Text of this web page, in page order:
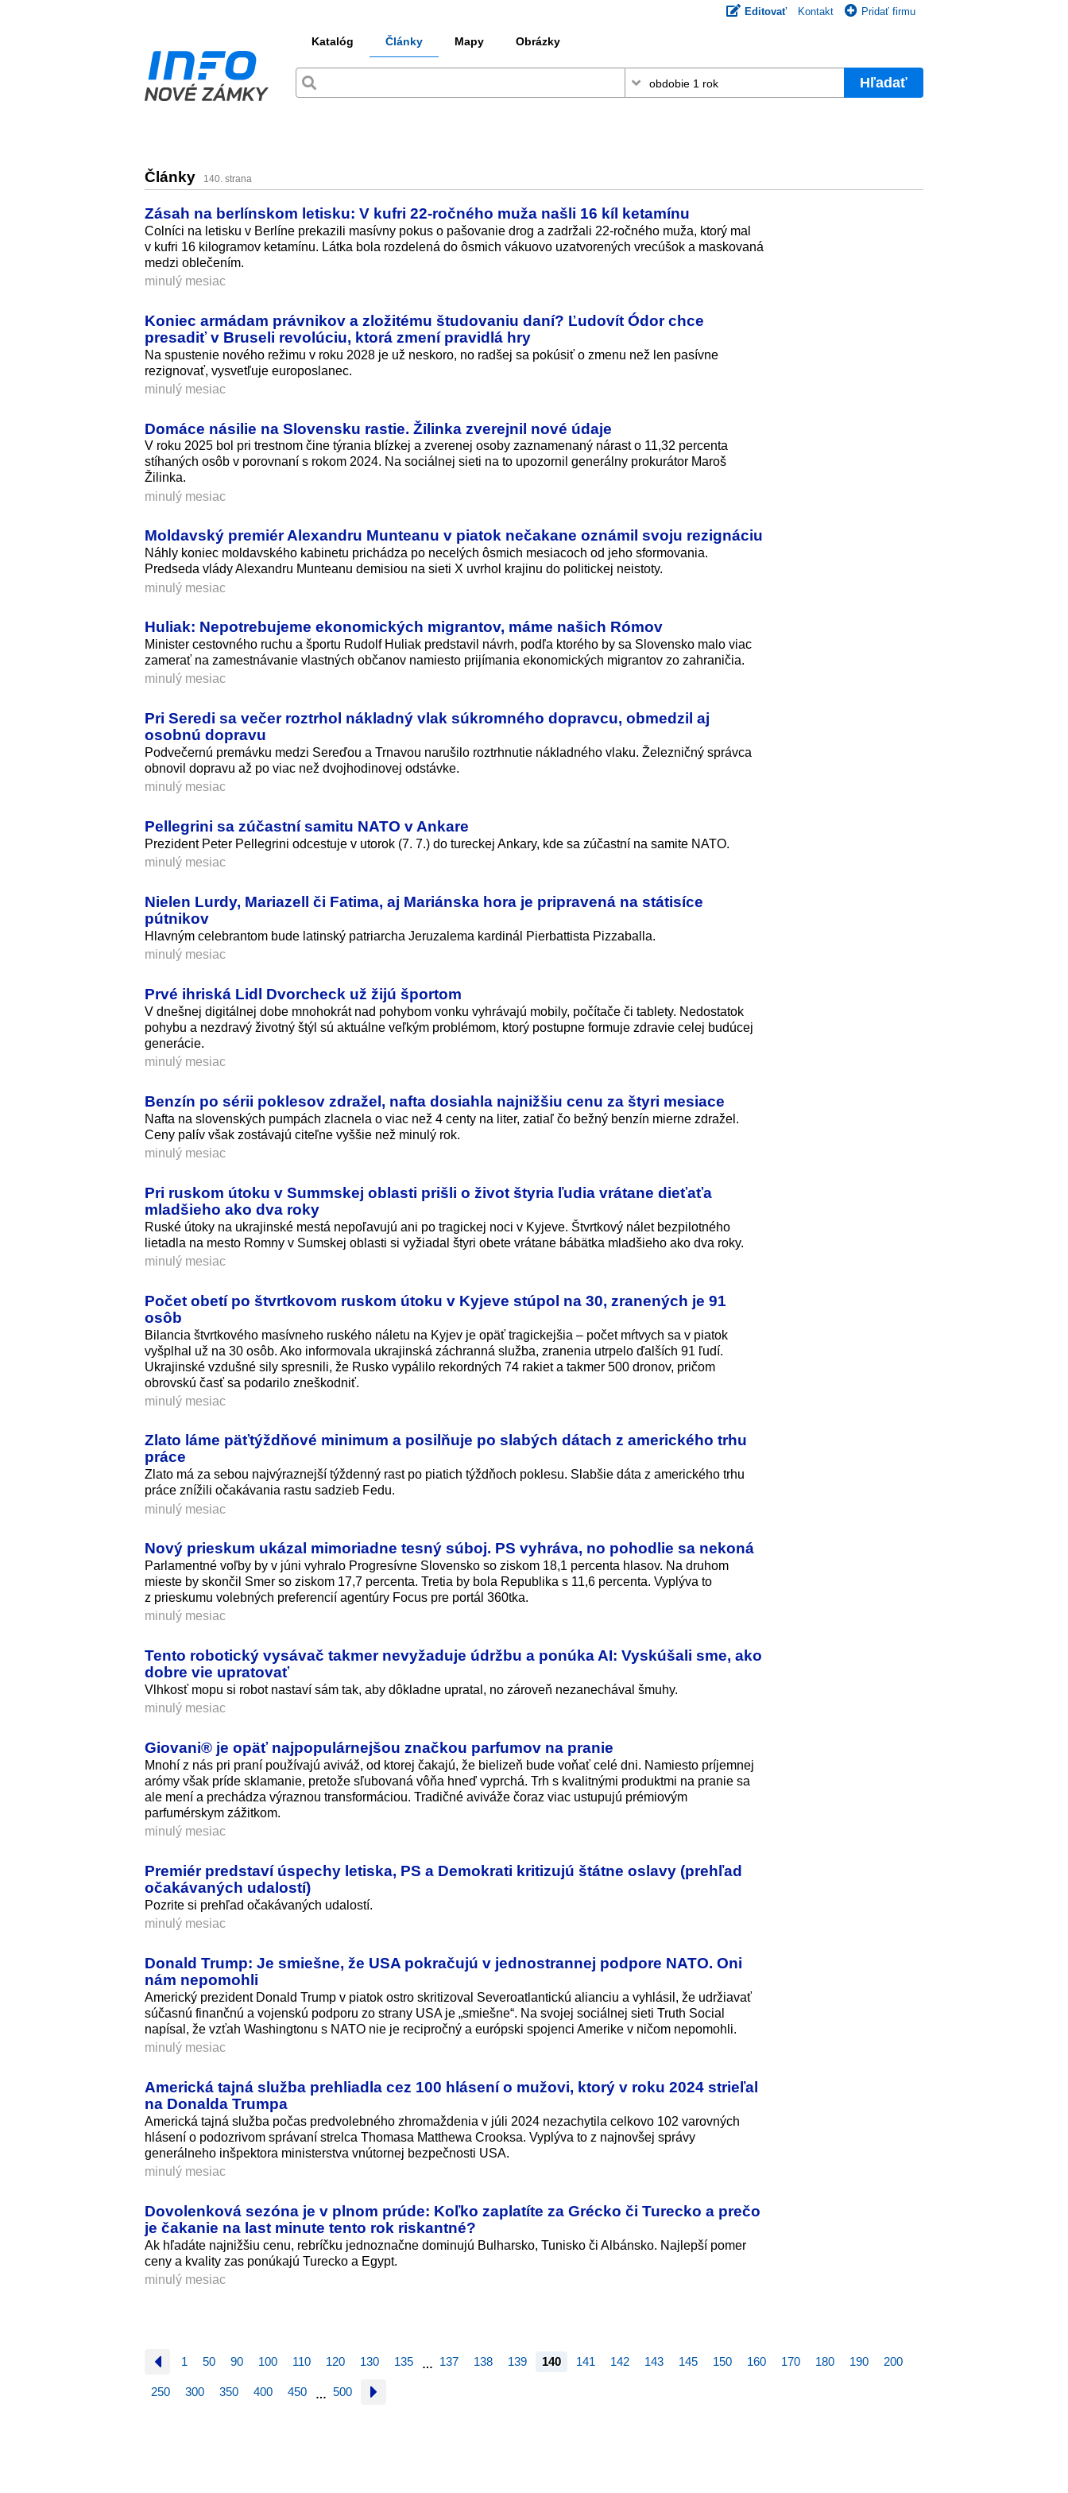
Editovať Kontakt Pridať firmu
Katalóg Články Mapy Obrázky
Hľadať
Články 140. strana
Zásah na berlínskom letisku: V kufri 22-ročného muža našli 16 kíl ketamínu
Colníci na letisku v Berlíne prekazili masívny pokus o pašovanie drog a zadržali 22-ročného muža, ktorý mal
v kufri 16 kilogramov ketamínu. Látka bola rozdelená do ôsmich vákuovo uzatvorených vrecúšok a maskovaná
medzi oblečením.
minulý mesiac
Koniec armádam právnikov a zložitému študovaniu daní? Ľudovít Ódor chce
presadiť v Bruseli revolúciu, ktorá zmení pravidlá hry
Na spustenie nového režimu v roku 2028 je už neskoro, no radšej sa pokúsiť o zmenu než len pasívne
rezignovať, vysvetľuje europoslanec.
minulý mesiac
Domáce násilie na Slovensku rastie. Žilinka zverejnil nové údaje
V roku 2025 bol pri trestnom čine týrania blízkej a zverenej osoby zaznamenaný nárast o 11,32 percenta
stíhaných osôb v porovnaní s rokom 2024. Na sociálnej sieti na to upozornil generálny prokurátor Maroš
Žilinka.
minulý mesiac
Moldavský premiér Alexandru Munteanu v piatok nečakane oznámil svoju rezignáciu
Náhly koniec moldavského kabinetu prichádza po necelých ôsmich mesiacoch od jeho sformovania.
Predseda vlády Alexandru Munteanu demisiou na sieti X uvrhol krajinu do politickej neistoty.
minulý mesiac
Huliak: Nepotrebujeme ekonomických migrantov, máme našich Rómov
Minister cestovného ruchu a športu Rudolf Huliak predstavil návrh, podľa ktorého by sa Slovensko malo viac
zamerať na zamestnávanie vlastných občanov namiesto prijímania ekonomických migrantov zo zahraničia.
minulý mesiac
Pri Seredi sa večer roztrhol nákladný vlak súkromného dopravcu, obmedzil aj
osobnú dopravu
Podvečernú premávku medzi Sereďou a Trnavou narušilo roztrhnutie nákladného vlaku. Železničný správca
obnovil dopravu až po viac než dvojhodinovej odstávke.
minulý mesiac
Pellegrini sa zúčastní samitu NATO v Ankare
Prezident Peter Pellegrini odcestuje v utorok (7. 7.) do tureckej Ankary, kde sa zúčastní na samite NATO.
minulý mesiac
Nielen Lurdy, Mariazell či Fatima, aj Mariánska hora je pripravená na státisíce
pútnikov
Hlavným celebrantom bude latinský patriarcha Jeruzalema kardinál Pierbattista Pizzaballa.
minulý mesiac
Prvé ihriská Lidl Dvorcheck už žijú športom
V dnešnej digitálnej dobe mnohokrát nad pohybom vonku vyhrávajú mobily, počítače či tablety. Nedostatok
pohybu a nezdravý životný štýl sú aktuálne veľkým problémom, ktorý postupne formuje zdravie celej budúcej
generácie.
minulý mesiac
Benzín po sérii poklesov zdražel, nafta dosiahla najnižšiu cenu za štyri mesiace
Nafta na slovenských pumpách zlacnela o viac než 4 centy na liter, zatiaľ čo bežný benzín mierne zdražel.
Ceny palív však zostávajú citeľne vyššie než minulý rok.
minulý mesiac
Pri ruskom útoku v Summskej oblasti prišli o život štyria ľudia vrátane dieťaťa
mladšieho ako dva roky
Ruské útoky na ukrajinské mestá nepoľavujú ani po tragickej noci v Kyjeve. Štvrtkový nálet bezpilotného
lietadla na mesto Romny v Sumskej oblasti si vyžiadal štyri obete vrátane bábätka mladšieho ako dva roky.
minulý mesiac
Počet obetí po štvrtkovom ruskom útoku v Kyjeve stúpol na 30, zranených je 91
osôb
Bilancia štvrtkového masívneho ruského náletu na Kyjev je opäť tragickejšia – počet mŕtvych sa v piatok
vyšplhal už na 30 osôb. Ako informovala ukrajinská záchranná služba, zranenia utrpelo ďalších 91 ľudí.
Ukrajinské vzdušné sily spresnili, že Rusko vypálilo rekordných 74 rakiet a takmer 500 dronov, pričom
obrovskú časť sa podarilo zneškodniť.
minulý mesiac
Zlato láme päťtýždňové minimum a posilňuje po slabých dátach z amerického trhu
práce
Zlato má za sebou najvýraznejší týždenný rast po piatich týždňoch poklesu. Slabšie dáta z amerického trhu
práce znížili očakávania rastu sadzieb Fedu.
minulý mesiac
Nový prieskum ukázal mimoriadne tesný súboj. PS vyhráva, no pohodlie sa nekoná
Parlamentné voľby by v júni vyhralo Progresívne Slovensko so ziskom 18,1 percenta hlasov. Na druhom
mieste by skončil Smer so ziskom 17,7 percenta. Tretia by bola Republika s 11,6 percenta. Vyplýva to
z prieskumu volebných preferencií agentúry Focus pre portál 360tka.
minulý mesiac
Tento robotický vysávač takmer nevyžaduje údržbu a ponúka AI: Vyskúšali sme, ako
dobre vie upratovať
Vlhkosť mopu si robot nastaví sám tak, aby dôkladne upratal, no zároveň nezanechával šmuhy.
minulý mesiac
Giovani® je opäť najpopulárnejšou značkou parfumov na pranie
Mnohí z nás pri praní používajú aviváž, od ktorej čakajú, že bielizeň bude voňať celé dni. Namiesto príjemnej
arómy však príde sklamanie, pretože sľubovaná vôňa hneď vyprchá. Trh s kvalitnými produktmi na pranie sa
ale mení a prechádza výraznou transformáciou. Tradičné aviváže čoraz viac ustupujú prémiovým
parfumérskym zážitkom.
minulý mesiac
Premiér predstaví úspechy letiska, PS a Demokrati kritizujú štátne oslavy (prehľad
očakávaných udalostí)
Pozrite si prehľad očakávaných udalostí.
minulý mesiac
Donald Trump: Je smiešne, že USA pokračujú v jednostrannej podpore NATO. Oni
nám nepomohli
Americký prezident Donald Trump v piatok ostro skritizoval Severoatlantickú alianciu a vyhlásil, že udržiavať
súčasnú finančnú a vojenskú podporu zo strany USA je „smiešne“. Na svojej sociálnej sieti Truth Social
napísal, že vzťah Washingtonu s NATO nie je recipročný a európski spojenci Amerike v ničom nepomohli.
minulý mesiac
Americká tajná služba prehliadla cez 100 hlásení o mužovi, ktorý v roku 2024 strieľal
na Donalda Trumpa
Americká tajná služba počas predvolebného zhromaždenia v júli 2024 nezachytila celkovo 102 varovných
hlásení o podozrivom správaní strelca Thomasa Matthewa Crooksa. Vyplýva to z najnovšej správy
generálneho inšpektora ministerstva vnútornej bezpečnosti USA.
minulý mesiac
Dovolenková sezóna je v plnom prúde: Koľko zaplatíte za Grécko či Turecko a prečo
je čakanie na last minute tento rok riskantné?
Ak hľadáte najnižšiu cenu, rebríčku jednoznačne dominujú Bulharsko, Tunisko či Albánsko. Najlepší pomer
ceny a kvality zas ponúkajú Turecko a Egypt.
minulý mesiac
1 50 90 100 110 120 130 135 … 137 138 139 140 141 142 143 145 150 160 170 180 190 200
250 300 350 400 450 … 500